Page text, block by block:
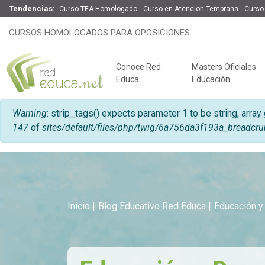
Tendencias: Curso TEA Homologado Curso en Atencion Temprana
CURSOS HOMOLOGADOS PARA OPOSICIONES
Conoce Red
Educa
Masters Oficiales
Educación
Mensaje de error
Warning: strip_tags() expects parameter 1 to be string, array
147 of sites/default/files/php/twig/
Inicio Blog Educativo Red Educa Educación